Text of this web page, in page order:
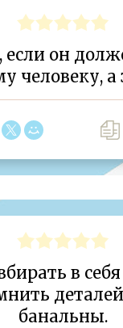
если он
человеку, а
в
банальны.